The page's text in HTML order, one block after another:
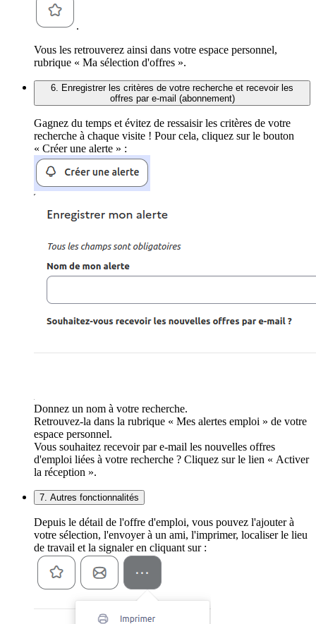
.
Vous les retrouverez ainsi dans votre espace personnel,
rubrique « Ma sélection d'offres ».
6. Enregistrer les critères de votre recherche et recevoir les
offres par e-mail (abonnement)
Gagnez du temps et évitez de ressaisir les critères de votre
recherche à chaque visite ! Pour cela, cliquez sur le bouton
« Créer une alerte » :
Donnez un nom à votre recherche.
Retrouvez-la dans la rubrique « Mes alertes emploi » de votre
espace personnel.
Vous souhaitez recevoir par e-mail les nouvelles offres
d'emploi liées à votre recherche ? Cliquez sur le lien « Activer
la réception ».
7. Autres fonctionnalités
Depuis le détail de l'offre d'emploi, vous pouvez l'ajouter à
votre sélection, l'envoyer à un ami, l'imprimer, localiser le lieu
de travail et la signaler en cliquant sur :